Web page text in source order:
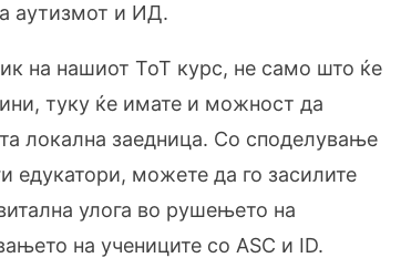
аутизмот и ИД.
на нашиот ToT курс, не само што ќе
туку ќе имате и можност да
локална заедница. Со споделување
едукатори, можете да го засилите
улога во рушењето на
на учениците со ASC и ID.